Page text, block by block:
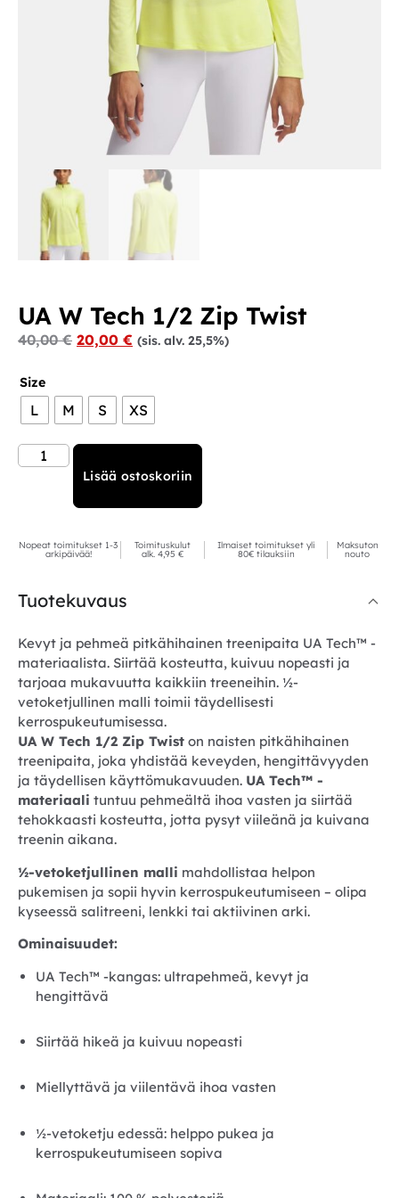
UA W Tech 1/2 Zip Twist
40,00€ 20,00 € (sis. alv. 25,5%)
Size
L M S XS
Lisää ostoskoriin
Nopeat toimitukset 1-3
arkipäivää!
Toimituskulut
alk. 4,95 €
Ilmaiset toimitukset yli
80€ tilauksiin
Maksuton
nouto
Tuotekuvaus
Kevyt ja pehmeä pitkähihainen treenipaita UA Tech™ -
materiaalista. Siirtää kosteutta, kuivuu nopeasti ja
tarjoaa mukavuutta kaikkiin treeneihin. ½-
vetoketjullinen malli toimii täydellisesti
kerrospukeutumisessa.
UA W Tech 1/2 Zip Twist on naisten pitkähihainen
treenipaita, joka yhdistää keveyden, hengittävyyden
ja täydellisen käyttömukavuuden. UA Tech™ -
materiaali tuntuu pehmeältä ihoa vasten ja siirtää
tehokkaasti kosteutta, jotta pysyt viileänä ja kuivana
treenin aikana.
½-vetoketjullinen malli mahdollistaa helpon
pukemisen ja sopii hyvin kerrospukeutumiseen – olipa
kyseessä salitreeni, lenkki tai aktiivinen arki.
Ominaisuudet:
UA Tech™ -kangas: ultrapehmeä, kevyt ja
hengittävä
Siirtää hikeä ja kuivuu nopeasti
Miellyttävä ja viilentävä ihoa vasten
½-vetoketju edessä: helppo pukea ja
kerrospukeutumiseen sopiva